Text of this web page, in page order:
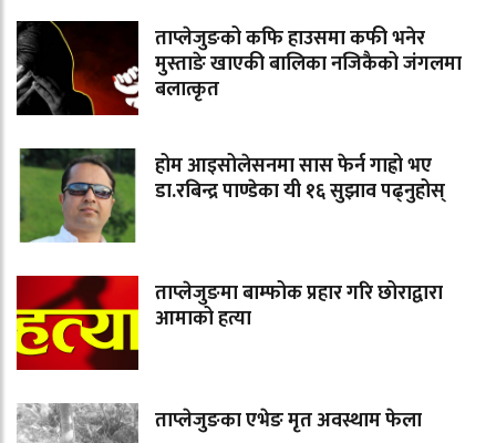
ताप्लेजुङको कफि हाउसमा कफी भनेर
मुस्ताङे खाएकी बालिका नजिकैको जंगलमा
बलात्कृत
होम आइसोलेसनमा सास फेर्न गाह्रो भए
डा.रबिन्द्र पाण्डेका यी १६ सुझाव पढ्नुहोस्
ताप्लेजुङमा बाम्फोक प्रहार गरि छोराद्वारा
आमाको हत्या
ताप्लेजुङका एभेङ मृत अवस्थाम फेला